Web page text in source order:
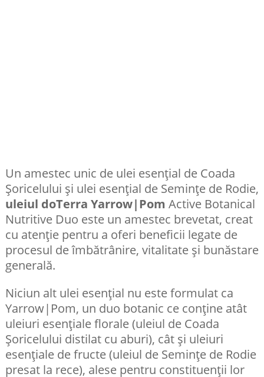
Un amestec unic de ulei esențial de Coada
Șoricelului și ulei esențial de Semințe de Rodie,
uleiul doTerra Yarrow|Pom Active Botanical
Nutritive Duo este un amestec brevetat, creat
cu atenție pentru a oferi beneficii legate de
procesul de îmbătrânire, vitalitate și bunăstare
generală.
Niciun alt ulei esențial nu este formulat ca
Yarrow|Pom, un duo botanic ce conține atât
uleiuri esențiale florale (uleiul de Coada
Șoricelului distilat cu aburi), cât și uleiuri
esențiale de fructe (uleiul de Semințe de Rodie
presat la rece), alese pentru constituenții lor